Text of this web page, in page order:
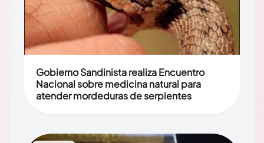
Gobierno Sandinista realiza Encuentro
Nacional sobre medicina natural para
atender mordeduras de serpientes